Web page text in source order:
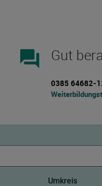
forum Gut
0385 64682-
Umkreis